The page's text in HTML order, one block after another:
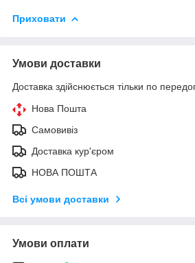
Приховати
Умови доставки
Доставка здійснюється тільки по
Нова Пошта
Самовивіз
Доставка кур'єром
НОВА ПОШТА
Всі умови доставки
Умови оплати